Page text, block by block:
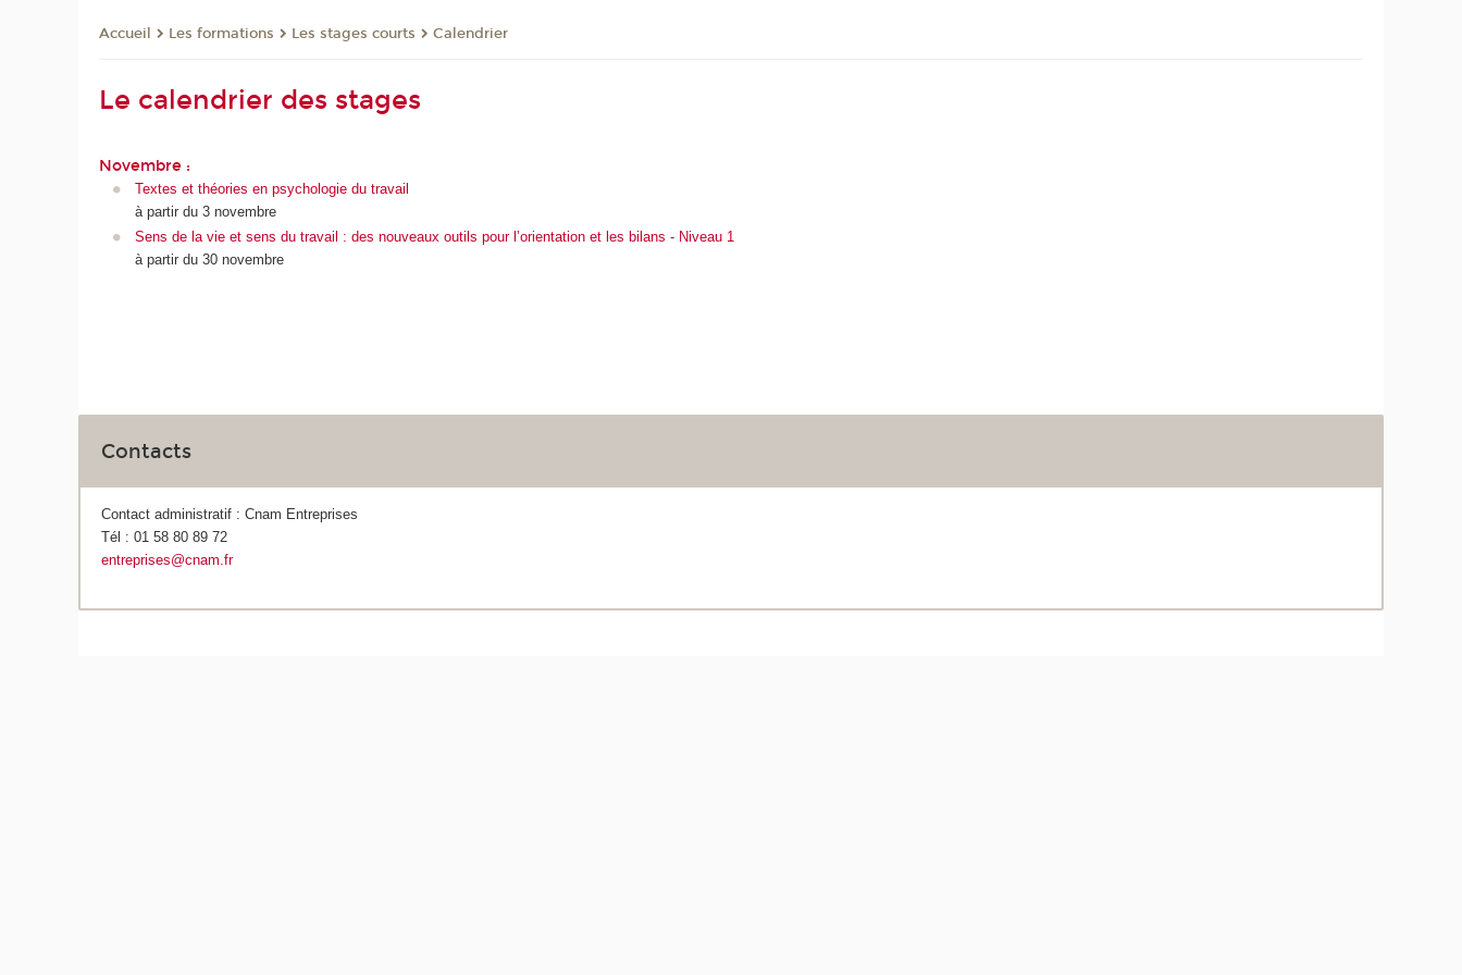
Accueil Les formations Les stages courts Calendrier
Le calendrier des stages
Novembre :
Textes et théories en psychologie du travail
à partir du 3 novembre
Sens de la vie et sens du travail : des nouveaux outils pour l’orientation et les bilans - Niveau 1
à partir du 30 novembre
Contacts
Contact administratif : Cnam Entreprises
Tél : 01 58 80 89 72
entreprises@cnam.fr